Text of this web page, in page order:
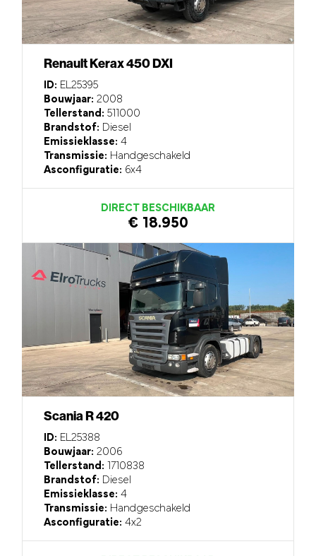
Renault Kerax 450 DXI
ID: EL25395
Bouwjaar: 2008
Tellerstand: 511000
Brandstof: Diesel
Emissieklasse: 4
Transmissie: Handgeschakeld
Asconfiguratie: 6x4
DIRECT BESCHIKBAAR
€ 18.950
Scania R 420
ID: EL25388
Bouwjaar: 2006
Tellerstand: 1710838
Brandstof: Diesel
Emissieklasse: 4
Transmissie: Handgeschakeld
Asconfiguratie: 4x2